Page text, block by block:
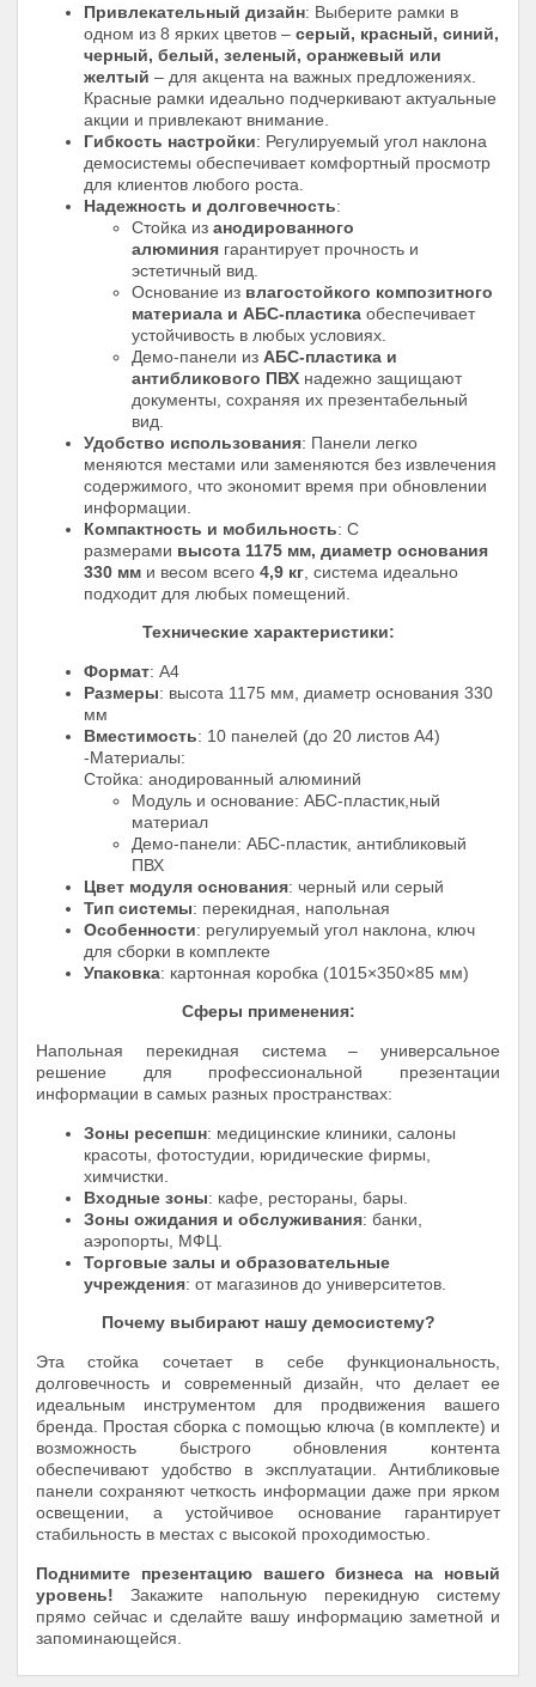
Привлекательный дизайн: Выберите рамки в
одном из 8 ярких цветов – серый, красный, синий,
черный, белый, зеленый, оранжевый или
желтый – для акцента на важных предложениях.
Красные рамки идеально подчеркивают актуальные
акции и привлекают внимание.
Гибкость настройки: Регулируемый угол наклона
демосистемы обеспечивает комфортный просмотр
для клиентов любого роста.
Надежность и долговечность:
Стойка из анодированного
алюминия гарантирует прочность и
эстетичный вид.
Основание из влагостойкого композитного
материала и АБС-пластика обеспечивает
устойчивость в любых условиях.
Демо-панели из АБС-пластика и
антибликового ПВХ надежно защищают
документы, сохраняя их презентабельный
вид.
Удобство использования: Панели легко
меняются местами или заменяются без извлечения
содержимого, что экономит время при обновлении
информации.
Компактность и мобильность: С
размерами высота 1175 мм, диаметр основания
330 мм и весом всего 4,9 кг , система идеально
подходит для любых помещений.
Технические характеристики:
Формат: А4
Размеры: высота 1175 мм, диаметр основания 330
мм
Вместимость: 10 панелей (до 20 листов А4)
-Материалы:
Стойка: анодированный алюминий
Модуль и основание: АБС-пластик,ный
материал
Демо-панели: АБС-пластик, антибликовый
ПВХ
Цвет модуля основания: черный или серый
Тип системы: перекидная, напольная
Особенности: регулируемый угол наклона, ключ
для сборки в комплекте
Упаковка: картонная коробка (1015×350×85 мм)
Сферы применения:
Напольная перекидная система – универсальное
решение для профессиональной презентации
информации в самых разных пространствах:
Зоны ресепшн: медицинские клиники, салоны
красоты, фотостудии, юридические фирмы,
химчистки.
Входные зоны: кафе, рестораны, бары.
Зоны ожидания и обслуживания: банки,
аэропорты, МФЦ.
Торговые залы и образовательные
учреждения: от магазинов до университетов.
Почему выбирают нашу демосистему?
Эта стойка сочетает в себе функциональность,
долговечность и современный дизайн, что делает ее
идеальным инструментом для продвижения вашего
бренда. Простая сборка с помощью ключа (в комплекте) и
возможность быстрого обновления контента
обеспечивают удобство в эксплуатации. Антибликовые
панели сохраняют четкость информации даже при ярком
освещении, а устойчивое основание гарантирует
стабильность в местах с высокой проходимостью.
Поднимите презентацию вашего бизнеса на новый
уровень! Закажите напольную перекидную систему
прямо сейчас и сделайте вашу информацию заметной и
запоминающейся.